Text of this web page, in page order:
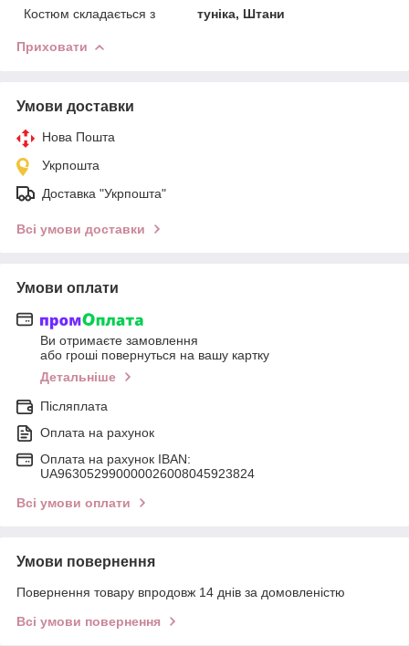
Костюм складається з
туніка, Штани
Приховати
Умови доставки
Нова Пошта
Укрпошта
Доставка "Укрпошта"
Всі умови доставки
Умови оплати
Ви отримаєте замовлення
або гроші повернуться на вашу картку
Детальніше
Післяплата
Оплата на рахунок
Оплата на рахунок IBAN:
UA963052990000026008045923824
Всі умови оплати
Умови повернення
Повернення товару впродовж 14 днів за домовленістю
Всі умови повернення